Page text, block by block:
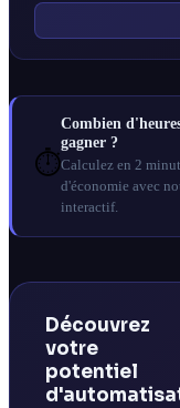
⏱️
Combien
gagner ?
Calculez en 2
d'économie avec
interactif.
Découvrez
votre
potentiel